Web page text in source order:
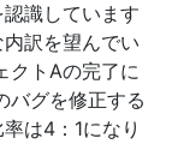
識しています
訳を望んでい
クトAの完了に
バグを修正する
は4：1になり